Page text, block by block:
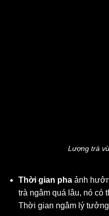
Lượng trà
Thời gian phaảnh
trà ngâm quá lâu, nó có
Thời gian ngâm lý